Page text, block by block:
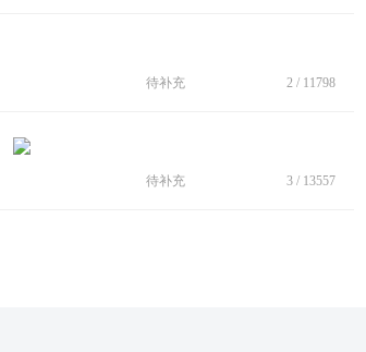
待补充 2 / 11798
待补充 3 / 13557